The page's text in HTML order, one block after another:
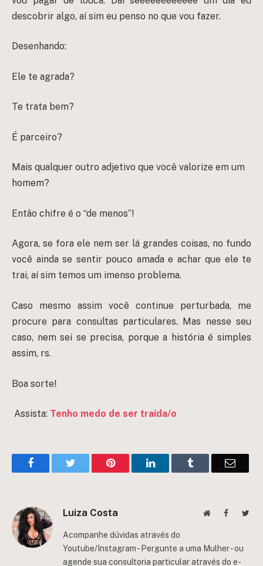
descobrir algo, aí sim eu penso no que vou fazer.
Desenhando:
Ele te agrada?
Te trata bem?
É parceiro?
Mais qualquer outro adjetivo que você valorize em um
homem?
Então chifre é o “de menos”!
Agora, se fora ele nem ser lá grandes coisas, no fundo
você ainda se sentir pouco amada e achar que ele te
trai, aí sim temos um imenso problema.
Caso mesmo assim você continue perturbada, me
procure para consultas particulares. Mas nesse seu
caso, nem sei se precisa, porque a história é simples
assim, rs.
Boa sorte!
Assista: Tenho medo de ser traída/o
FacebookTwitter Pinterest LinkedInTumblr Email
Luiza Costa WebsiteFacebook
Acompanhe dúvidas através do
Youtube/Instagram - Pergunte a uma Mulher - ou
agende sua consultoria particular através do e-